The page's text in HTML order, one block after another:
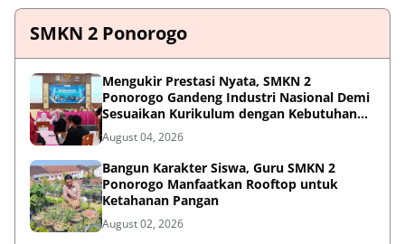
SMKN 2 Ponorogo
Mengukir Prestasi Nyata, SMKN 2
Ponorogo Gandeng Industri Nasional Demi
Sesuaikan Kurikulum dengan Kebutuhan
Dunia Kerja
August 04, 2026
Bangun Karakter Siswa, Guru SMKN 2
Ponorogo Manfaatkan Rooftop untuk
Ketahanan Pangan
August 02, 2026